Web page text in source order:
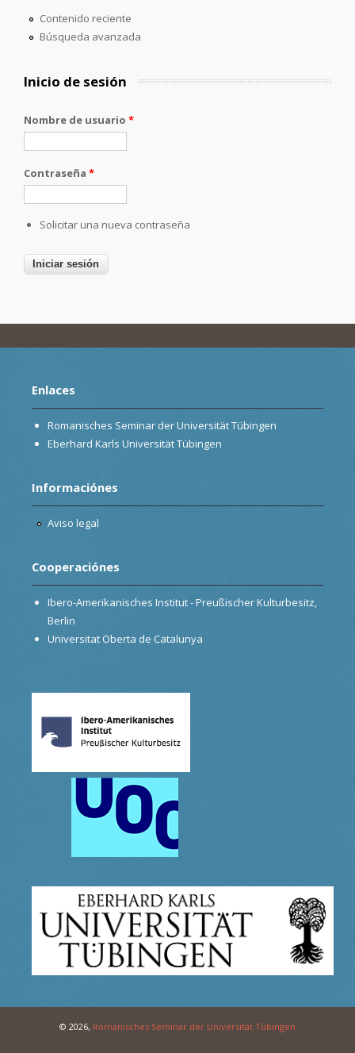
Contenido reciente
Búsqueda avanzada
Inicio de sesión
Nombre de usuario *
Contraseña *
Solicitar una nueva contraseña
Enlaces
Romanisches Seminar der Universität Tübingen
Eberhard Karls Universität Tübingen
Informaciónes
Aviso legal
Cooperaciónes
Ibero-Amerikanisches Institut - Preußischer Kulturbesitz,
Berlin
Universitat Oberta de Catalunya
© 2026, Romanisches Seminar der Universität Tübingen